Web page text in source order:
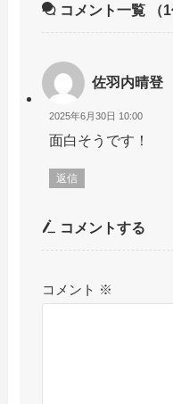
コメント一覧 （
佐羽内晴登
2025年6月30日 10:00
面白そうです！
返信
コメントする
コメント ※